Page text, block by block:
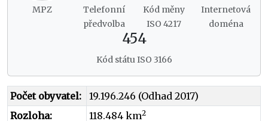
MPZ
Telefonní
předvolba
Kód měny
ISO 4217
Internetová
doména
454
Kód státu ISO 3166
Počet obyvatel:
19.196.246 (Odhad 2017)
Rozloha:
118.484 km2